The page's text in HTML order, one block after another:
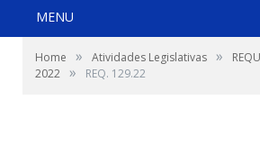
MENU
Home » Atividades Legislativas »
2022 » REQ. 129.22